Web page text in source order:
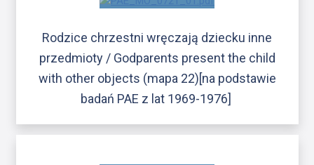
Rodzice chrzestni wręczają dziecku inne
przedmioty / Godparents present the child
with other objects (mapa 22)[na podstawie
badań PAE z lat 1969-1976]